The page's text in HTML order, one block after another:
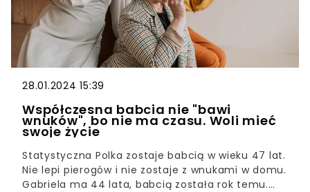
28.01.2024 15:39
Współczesna babcia nie "bawi
wnuków", bo nie ma czasu. Woli mieć
swoje życie
Statystyczna Polka zostaje babcią w wieku 47 lat.
Nie lepi pierogów i nie zostaje z wnukami w domu.
Gabriela ma 44 lata, babcią została rok temu.